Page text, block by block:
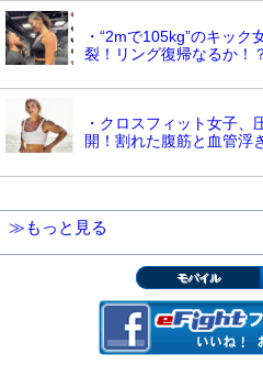
・“2mで105kg”のキッ
裂！リング復帰なるか！
・クロスフィット女子
開！割れた腹筋と血管浮
≫もっと見る
モバイル